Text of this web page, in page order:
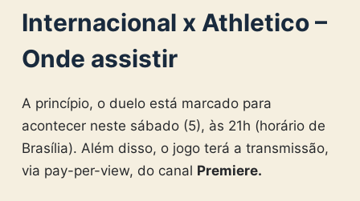
Internacional x Athletico –
Onde assistir
A princípio, o duelo está marcado para
acontecer neste sábado (5), às 21h (horário de
Brasília). Além disso, o jogo terá a transmissão,
via pay-per-view, do canal Premiere.